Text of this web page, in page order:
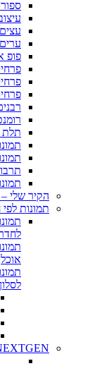
עצים
פופ
תלת
הקיר שלי
תמונות
אוכל
לסלון
🤍